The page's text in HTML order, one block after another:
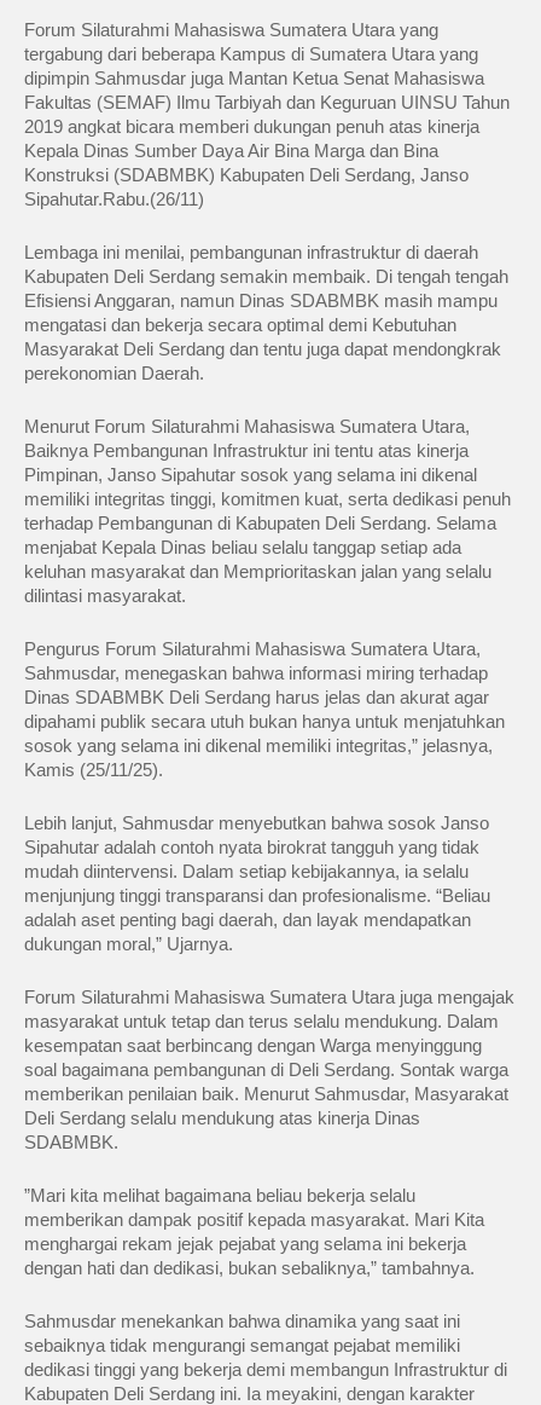
Forum Silaturahmi Mahasiswa Sumatera Utara yang
tergabung dari beberapa Kampus di Sumatera Utara yang
dipimpin Sahmusdar juga Mantan Ketua Senat Mahasiswa
Fakultas (SEMAF) Ilmu Tarbiyah dan Keguruan UINSU Tahun
2019 angkat bicara memberi dukungan penuh atas kinerja
Kepala Dinas Sumber Daya Air Bina Marga dan Bina
Konstruksi (SDABMBK) Kabupaten Deli Serdang, Janso
Sipahutar.Rabu.(26/11)
Lembaga ini menilai, pembangunan infrastruktur di daerah
Kabupaten Deli Serdang semakin membaik. Di tengah tengah
Efisiensi Anggaran, namun Dinas SDABMBK masih mampu
mengatasi dan bekerja secara optimal demi Kebutuhan
Masyarakat Deli Serdang dan tentu juga dapat mendongkrak
perekonomian Daerah.‎‎
Menurut Forum Silaturahmi Mahasiswa Sumatera Utara,
Baiknya Pembangunan Infrastruktur ini tentu atas kinerja
Pimpinan, Janso Sipahutar sosok yang selama ini dikenal
memiliki integritas tinggi, komitmen kuat, serta dedikasi penuh
terhadap Pembangunan di Kabupaten Deli Serdang. Selama
menjabat Kepala Dinas beliau selalu tanggap setiap ada
keluhan masyarakat dan Memprioritaskan jalan yang selalu
dilintasi masyarakat. ‎
Pengurus Forum Silaturahmi Mahasiswa Sumatera Utara,
Sahmusdar, menegaskan bahwa informasi miring terhadap
Dinas SDABMBK Deli Serdang harus jelas dan akurat agar
dipahami publik secara utuh bukan hanya untuk menjatuhkan
sosok yang selama ini dikenal memiliki integritas,” jelasnya,
Kamis (25/11/25).‎‎
Lebih lanjut, Sahmusdar menyebutkan bahwa sosok Janso
Sipahutar adalah contoh nyata birokrat tangguh yang tidak
mudah diintervensi. Dalam setiap kebijakannya, ia selalu
menjunjung tinggi transparansi dan profesionalisme. “Beliau
adalah aset penting bagi daerah, dan layak mendapatkan
dukungan moral,” Ujarnya.‎‎
Forum Silaturahmi Mahasiswa Sumatera Utara juga mengajak
masyarakat untuk tetap dan terus selalu mendukung. Dalam
kesempatan saat berbincang dengan Warga menyinggung
soal bagaimana pembangunan di Deli Serdang. Sontak warga
memberikan penilaian baik. Menurut Sahmusdar, Masyarakat
Deli Serdang selalu mendukung atas kinerja Dinas
SDABMBK.‎‎
”Mari kita melihat bagaimana beliau bekerja selalu
memberikan dampak positif kepada masyarakat. Mari Kita
menghargai rekam jejak pejabat yang selama ini bekerja
dengan hati dan dedikasi, bukan sebaliknya,” tambahnya.‎‎
Sahmusdar menekankan bahwa dinamika yang saat ini
sebaiknya tidak mengurangi semangat pejabat memiliki
dedikasi tinggi yang bekerja demi membangun Infrastruktur di
Kabupaten Deli Serdang ini. Ia meyakini, dengan karakter